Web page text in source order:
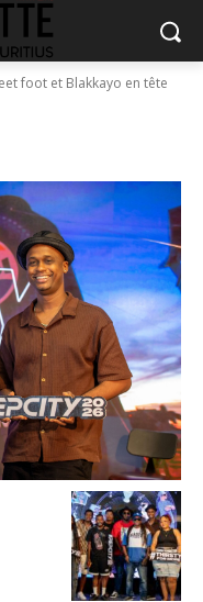
foot et Blakkayo en tête